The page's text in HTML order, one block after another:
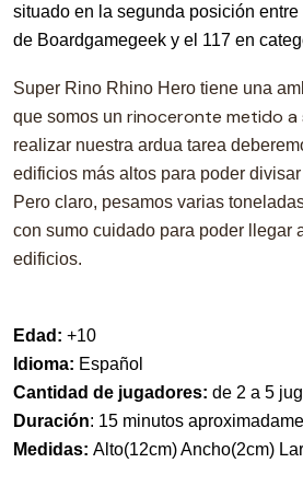
situado en la segunda posición
de Boardgamegeek y el 117 en
Super Rino Rhino Hero tiene una
que somos un rinoceronte metido a
realizar nuestra ardua tarea
edificios más altos para poder
Pero claro, pesamos varias
con sumo cuidado para poder llegar
edificios.
Edad: +10
Idioma: Español
Cantidad de jugadores: de 2 a 5
Duración: 15 minutos
Medidas: Alto(12cm) Ancho(2cm)